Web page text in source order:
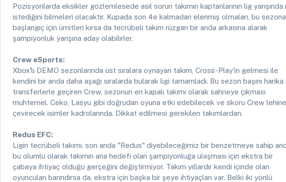
Pozisyonlarda eksikler gözlemlesede asıl sorun takımın kaptanlarının lig yarışında
istediğini bilmeleri olacaktır. Kupada son 4e kalmadan elenmiş olmaları, bu sezona
başlangıç için ümitleri kırsa da tecrübeli takım rüzgarı bir anda arkasına alarak
şampiyonluk yarışına aday olabilirler.
Crew eSports:
Xbox'lı DEMO sezonlarında üst sıralara oynayan takım, Cross-Play'in gelmesi ile
kendini bir anda daha aşağı sıralarda bularak ligi tamamladı. Bu sezon başını harika
transferlerle geçiren Crew, sezonun en kapalı takımı olarak sahneye çıkması
muhtemel. Ceko, Lasyu gibi doğrudan oyuna etki edebilecek ve skoru Crew lehine
çevirecek isimler kadrolarında. Dikkat edilmesi gerekilen takımlardan.
Redus EFC:
Ligin tecrübeli takımı, son anda "Redus" diyebileceğimiz bir benzetmeye sahip
bu olumlu olarak takımın ana hedefi olan şampiyonluğa ulaşması için ekstra bir
çabaya ihtiyaç olduğu gerçeğini değiştirmiyor. Takım yıllardır kendi içinde olan
oyuncuları barındırsa da, ekstra için başka bir şeye ihtiyaçları var. Belki iki yönlü